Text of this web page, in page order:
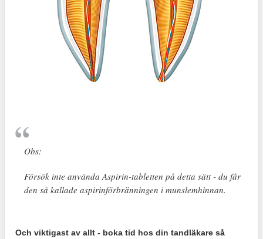
Obs:
Försök inte använda Aspirin-tabletten på detta sätt - du får
den så kallade aspirinförbränningen i munslemhinnan.
Och viktigast av allt - boka tid hos din tandläkare så